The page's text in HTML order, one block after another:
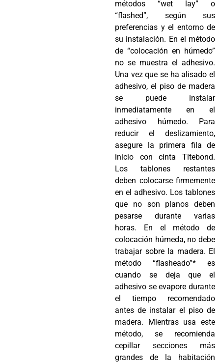
métodos “wet lay” o
“flashed”, según sus
preferencias y el entorno de
su instalación. En el método
de “colocación en húmedo”
no se muestra el adhesivo.
Una vez que se ha alisado el
adhesivo, el piso de madera
se puede instalar
inmediatamente en el
adhesivo húmedo. Para
reducir el deslizamiento,
asegure la primera fila de
inicio con cinta Titebond.
Los tablones restantes
deben colocarse firmemente
en el adhesivo. Los tablones
que no son planos deben
pesarse durante varias
horas. En el método de
colocación húmeda, no debe
trabajar sobre la madera. El
método “flasheado”* es
cuando se deja que el
adhesivo se evapore durante
el tiempo recomendado
antes de instalar el piso de
madera. Mientras usa este
método, se recomienda
cepillar secciones más
grandes de la habitación